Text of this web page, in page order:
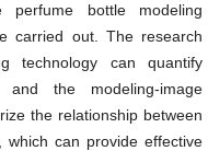
bottle modeling
carried out. The research
technology can quantify
and the modeling-image
the relationship between
which can provide effective